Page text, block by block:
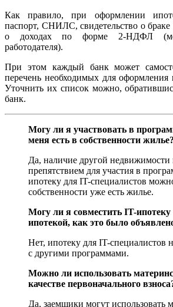
Как правило, при оформлении
паспорт, СНИЛС, свидетельство о браке
о доходах по форме 2-НДФЛ
работодателя).
При этом каждый банк может
перечень необходимых для оформления
Уточнить их список можно,
банк.
Могу ли я участвовать в
меня есть в собственности жилье?
Да, наличие другой недвижимости
препятствием для участия в
ипотеку для IT-специалистов
собственности уже есть жилье.
Могу ли я совместить IT-ипотеку
ипотекой, как это было
Нет, ипотеку для IT-специалистов
с другими программами.
Можно ли использовать
качестве первоначального
Да, заемщики могут использовать